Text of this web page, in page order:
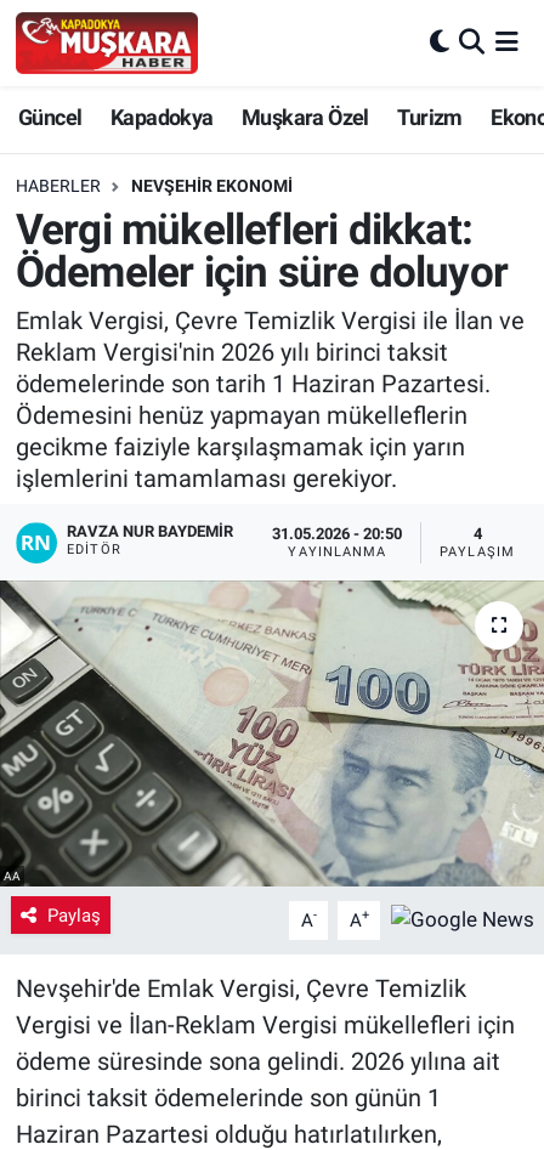
Güncel Kapadokya Muşkara Özel Turizm
HABERLER NEVŞEHIR EKONOMI
Vergi mükellefleri dikkat:
Ödemeler için süre doluyor
Emlak Vergisi, Çevre Temizlik Vergisi ile İlan ve
Reklam Vergisi'nin 2026 yılı birinci taksit
ödemelerinde son tarih 1 Haziran Pazartesi.
Ödemesini henüz yapmayan mükelleflerin
gecikme faiziyle karşılaşmamak için yarın
işlemlerini tamamlaması gerekiyor.
RAVZA NUR BAYDEMIR
EDITÖR
31.05.2026 - 20:50
YAYINLANMA
4
PAYLAŞIM
AA
Paylaş A- A+
Nevşehir'de Emlak Vergisi, Çevre Temizlik
Vergisi ve İlan-Reklam Vergisi mükellefleri için
ödeme süresinde sona gelindi. 2026 yılına ait
birinci taksit ödemelerinde son günün 1
Haziran Pazartesi olduğu hatırlatılırken,
Güncel
SEÇİM
Muşkara Özel
Ekonomi
Kapadokya
Turizm
Kültür - Sanat
Yaşam
VEFATLAR
Nevşehir Hava Durumu
Nevşehir Trafik Yoğunluk Haritası
Süper Lig Puan Durumu ve Fikstür
Tüm Manşetler
Son Dakika Haberleri
Haber Arşivi